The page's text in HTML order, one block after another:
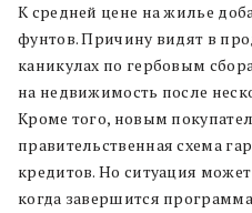
К средней цене на жилье
фунтов. Причину видят в
каникулах по гербовым
на недвижимость после
Кроме того, новым
правительственная схема
кредитов. Но ситуация
когда завершится